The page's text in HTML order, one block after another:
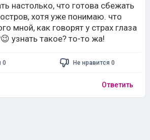
настолько, что готова сбежать
хотя уже понимаю. что
мной, как говорят у страх глаза
узнать такое? то-то жа!
0 Не нравится 0
Ответить